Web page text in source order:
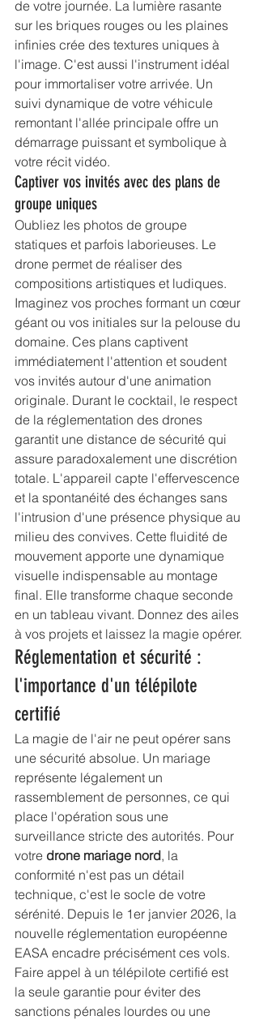
de votre journée. La lumière rasante
sur les briques rouges ou les plaines
infinies crée des textures uniques à
l'image. C'est aussi l'instrument idéal
pour immortaliser votre arrivée. Un
suivi dynamique de votre véhicule
remontant l'allée principale offre un
démarrage puissant et symbolique à
votre récit vidéo.
Captiver vos invités avec des plans de
groupe uniques
Oubliez les photos de groupe
statiques et parfois laborieuses. Le
drone permet de réaliser des
compositions artistiques et ludiques.
Imaginez vos proches formant un cœur
géant ou vos initiales sur la pelouse du
domaine. Ces plans captivent
immédiatement l'attention et soudent
vos invités autour d'une animation
originale. Durant le cocktail, le respect
de la réglementation des drones
garantit une distance de sécurité qui
assure paradoxalement une discrétion
totale. L'appareil capte l'effervescence
et la spontanéité des échanges sans
l'intrusion d'une présence physique au
milieu des convives. Cette fluidité de
mouvement apporte une dynamique
visuelle indispensable au montage
final. Elle transforme chaque seconde
en un tableau vivant. Donnez des ailes
à vos projets et laissez la magie opérer.
Réglementation et sécurité :
l'importance d'un télépilote
certifié
La magie de l'air ne peut opérer sans
une sécurité absolue. Un mariage
représente légalement un
rassemblement de personnes, ce qui
place l'opération sous une
surveillance stricte des autorités. Pour
votre drone mariage nord, la
conformité n'est pas un détail
technique, c'est le socle de votre
sérénité. Depuis le 1er janvier 2026, la
nouvelle réglementation européenne
EASA encadre précisément ces vols.
Faire appel à un télépilote certifié est
la seule garantie pour éviter des
sanctions pénales lourdes ou une